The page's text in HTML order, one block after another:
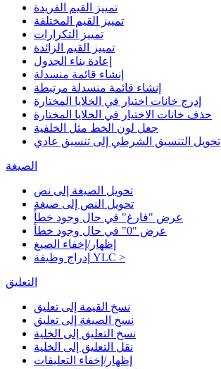
تمييز القيم الفريدة
تمييز القيم المختلفة
تمييز التكرارات
تمييز القيم الزائدة
إعادة بناء الجدول
إنشاء قائمة منسدلة
إنشاء قائمة منسدلة مرتبطة
إدرج خانات اختيار في الخلايا المختارة
حذف خانات الاختيار في الخلايا المختارة
جعل لون الخط مثل الخلفية
تحويل التنسيق الشرطي إلى تنسيق عادي
الصيغة
تحويل الصيغة إلى نص
تحويل النص إلى صيغة
عرض "فارغ" في حال وجود خطأ
عرض "0" في حال وجود خطأ
إظهار/إخفاء الصيغ
إدراج وظيفة YLC >
التعليق
نسخ القيمة إلى تعليق
نسخ الصيغة إلى تعليق
نسخ التعليق إلى الخلية
نقل التعليق إلى الخلية
إظهار/إخفاء التعليقات